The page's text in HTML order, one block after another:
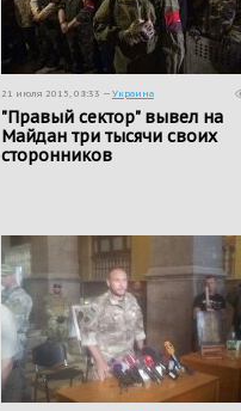
21 июля 2015, 08:33 — Украина
"Правый сектор" вывел на
Майдан три тысячи своих
сторонников